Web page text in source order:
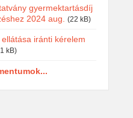
gyermektartásdíj
2024 aug.
(22 kB)
iránti kérelem
kB)